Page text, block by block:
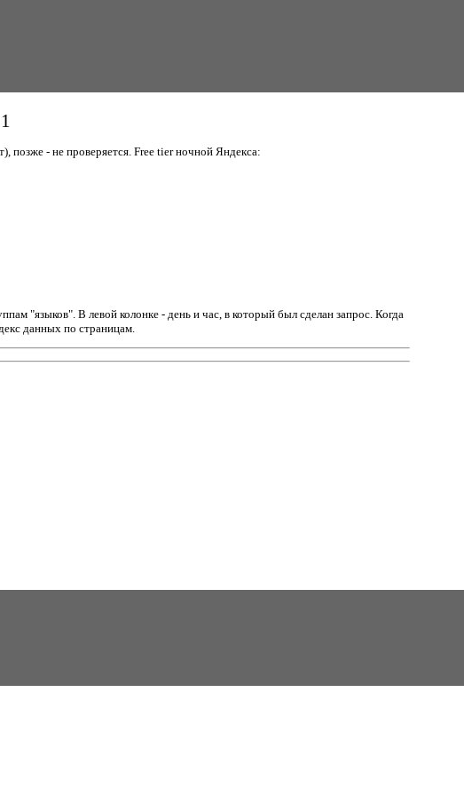
позже - не проверяется. Free tier ночной Яндекса:
"языков". В левой колонке - день и час, в который был сделан запрос. Когда
данных по страницам.